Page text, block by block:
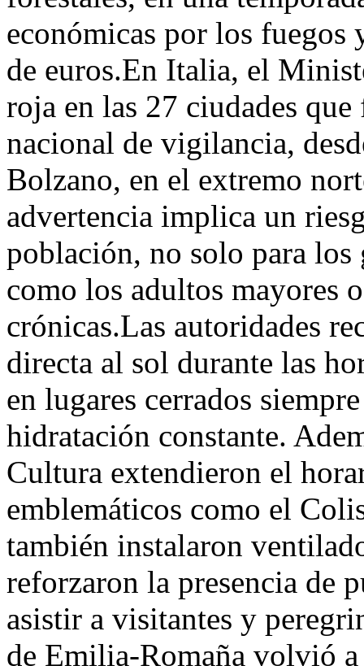
económicas por los fuegos
de euros.En Italia, el
roja en las 27 ciudades
nacional de vigilancia,
Bolzano, en el extremo
advertencia implica un
población, no solo para los
como los adultos mayores
crónicas.Las autoridades
directa al sol durante las
en lugares cerrados
hidratación constante.
Cultura extendieron el
emblemáticos como el
también instalaron
reforzaron la presencia de
asistir a visitantes y
de Emilia-Romaña volvió a